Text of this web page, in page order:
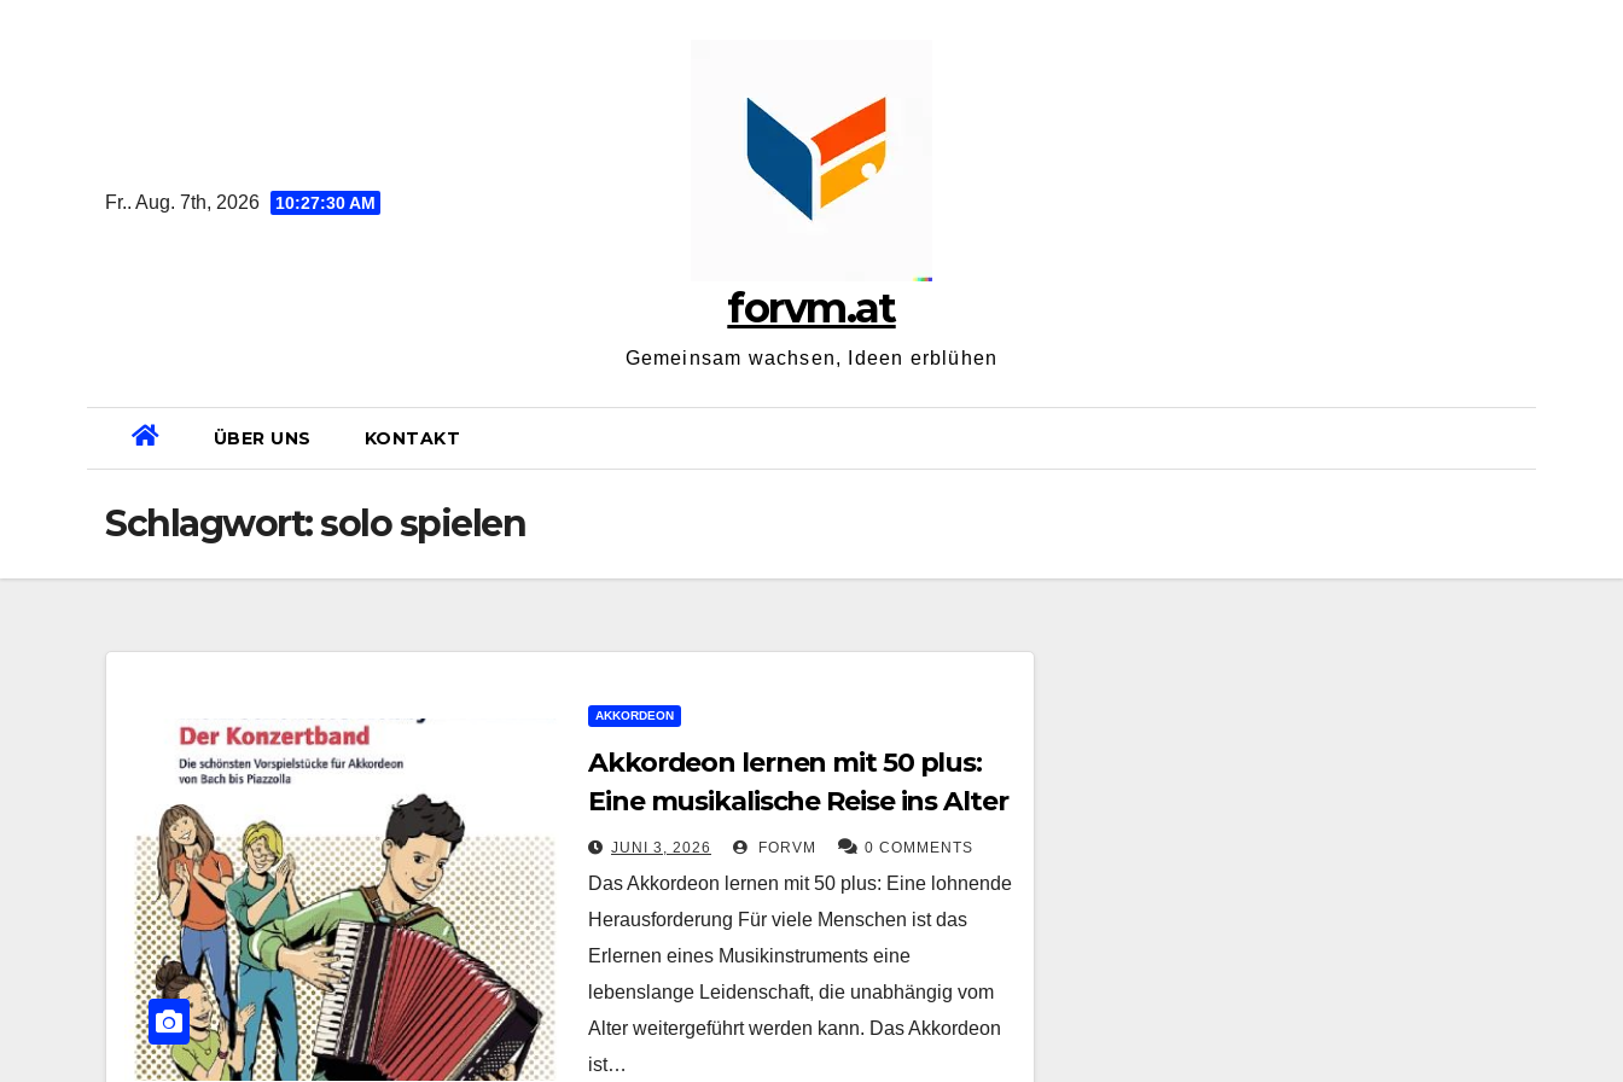
Fr.. Aug. 7th, 2026 10:27:30 AM
forvm.at
Gemeinsam wachsen, Ideen erblühen
ÜBER UNS KONTAKT
Schlagwort:solo spielen
AKKORDEON
Akkordeon lernen mit 50 plus:
Eine musikalische Reise ins Alter
JUNI 3, 2026 FORVM 0 COMMENTS
Das Akkordeon lernen mit 50 plus: Eine lohnende
Herausforderung Für viele Menschen ist das
Erlernen eines Musikinstruments eine
lebenslange Leidenschaft, die unabhängig vom
Alter weitergeführt werden kann. Das Akkordeon
ist…